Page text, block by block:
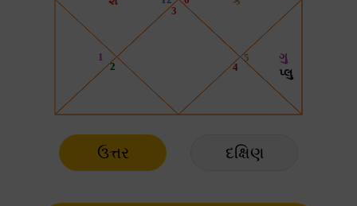
ઉત્તર દક્ષિણ